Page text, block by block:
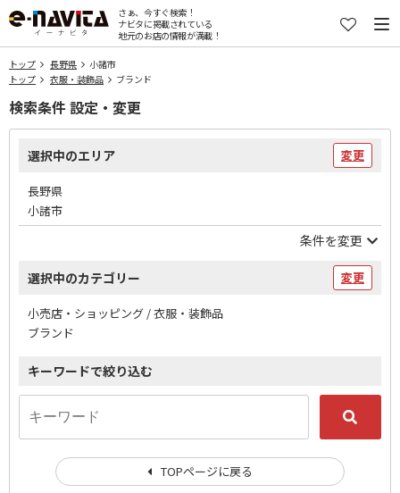
さぁ、今すぐ検索！
ナビタに掲載されている
地元のお店の情報が満載！
トップ 長野県
小諸市
トップ
衣服・装飾品 ブランド
検索条件 設定・変更
選択中のエリア 変更
長野県
小諸市
条件を変更
選択中のカテゴリー 変更
小売店・ショッピング / 衣服・装飾品
ブランド
キーワードで絞り込む
TOPページに戻る